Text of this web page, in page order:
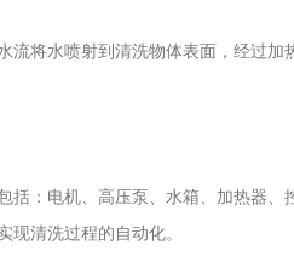
将水喷射到清洗物体表面，经过加
：电机、高压泵、水箱、加热器、
现清洗过程的自动化。